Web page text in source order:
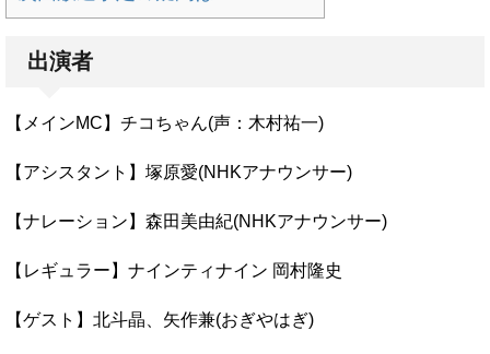
出演者
【メインMC】チコちゃん(声：木村祐一)
【アシスタント】塚原愛(NHKアナウンサー)
【ナレーション】森田美由紀(NHKアナウンサー)
【レギュラー】ナインティナイン 岡村隆史
【ゲスト】北斗晶、矢作兼(おぎやはぎ)